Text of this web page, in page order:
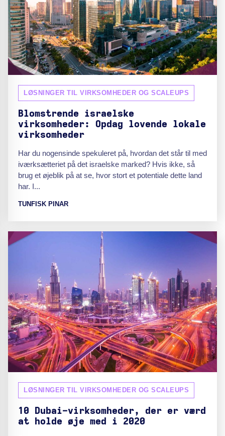
LØSNINGER TIL VIRKSOMHEDER OG SCALEUPS
Blomstrende israelske
virksomheder: Opdag lovende lokale
virksomheder
Har du nogensinde spekuleret på, hvordan det står til med
iværksætteriet på det israelske marked? Hvis ikke, så
brug et øjeblik på at se, hvor stort et potentiale dette land
har. I...
TUNFISK PINAR
LØSNINGER TIL VIRKSOMHEDER OG SCALEUPS
10 Dubai-virksomheder, der er værd
at holde øje med i 2020